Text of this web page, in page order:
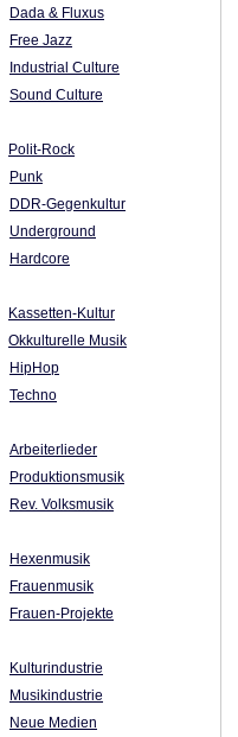
Dada & Fluxus
Free Jazz
Industrial Culture
Sound Culture
Polit-Rock
Punk
DDR-Gegenkultur
Underground
Hardcore
Kassetten-Kultur
Okkulturelle Musik
HipHop
Techno
Arbeiterlieder
Produktionsmusik
Rev. Volksmusik
Hexenmusik
Frauenmusik
Frauen-Projekte
Kulturindustrie
Musikindustrie
Neue Medien